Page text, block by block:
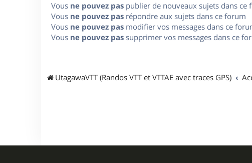
Vous ne pouvez pas publier de nouveaux sujets dans ce
Vous ne pouvez pas répondre aux sujets dans ce forum
Vous ne pouvez pas modifier vos messages dans ce
Vous ne pouvez pas supprimer vos messages dans ce
UtagawaVTT (Randos VTT et VTTAE avec traces GPS)